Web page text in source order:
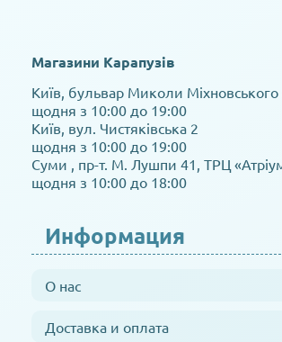
Магазини Карапузів
Київ, бульвар Миколи Міхновського
щодня з 10:00 до 19:00
Київ, вул. Чистяківська 2
щодня з 10:00 до 19:00
Суми , пр-т. М. Лушпи 41, ТРЦ
щодня з 10:00 до 18:00
Информация
О нас
Доставка и оплата